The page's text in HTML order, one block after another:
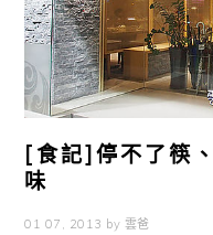
[食記]停不了筷
味
01 07, 2013 by 雲爸